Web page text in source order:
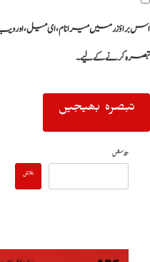
اس براؤزر میں میرا نام، ای میل،
تبصرہ کرنے کےلیے۔
تلاش
تلاش